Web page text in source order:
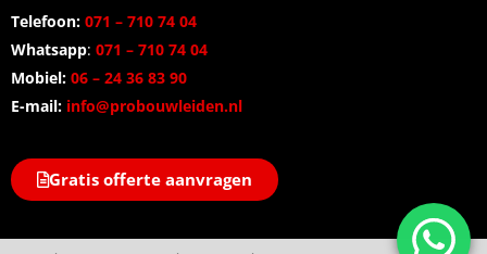
Telefoon: 071 – 710 74 04
Whatsapp: 071 – 710 74 04
Mobiel: 06 – 24 36 83 90
E-mail: info@probouwleiden.nl
Gratis offerte aanvragen